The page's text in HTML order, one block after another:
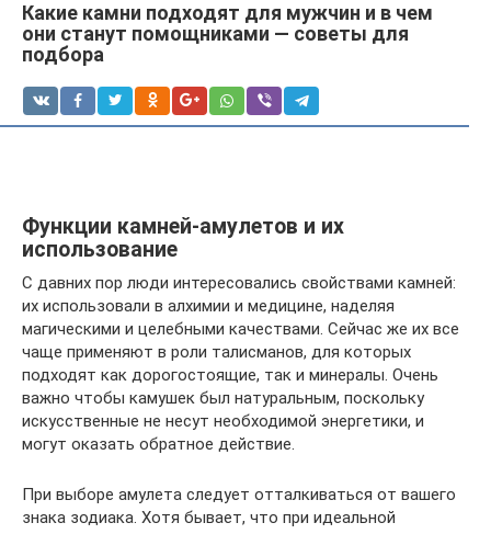
Какие камни подходят для мужчин и в чем
они станут помощниками — советы для
подбора
Функции камней-амулетов и их
использование
С давних пор люди интересовались свойствами камней:
их использовали в алхимии и медицине, наделяя
магическими и целебными качествами. Сейчас же их все
чаще применяют в роли талисманов, для которых
подходят как дорогостоящие, так и минералы. Очень
важно чтобы камушек был натуральным, поскольку
искусственные не несут необходимой энергетики, и
могут оказать обратное действие.
При выборе амулета следует отталкиваться от вашего
знака зодиака. Хотя бывает, что при идеальной